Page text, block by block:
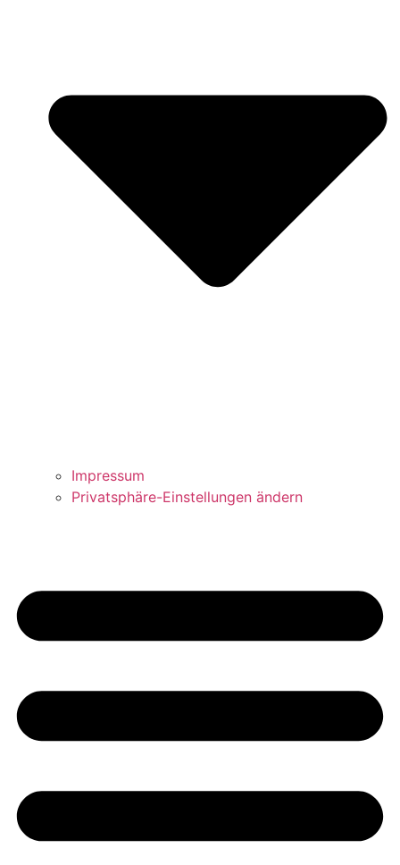
Impressum
Privatsphäre-Einstellungen ändern